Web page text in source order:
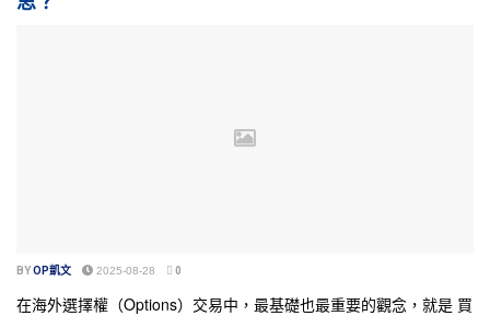
BYOP凱文 2025-08-28 0
在海外選擇權（Options）交易中，最基礎也最重要的觀念，就是 買